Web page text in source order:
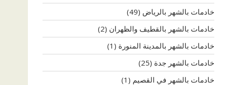
خادمات بالشهر بالرياض (49)
خادمات بالشهر بالقطيف والظهران (2)
خادمات بالشهر بالمدينة المنورة (1)
خادمات بالشهر جدة (25)
خادمات بالشهر في القصيم (1)